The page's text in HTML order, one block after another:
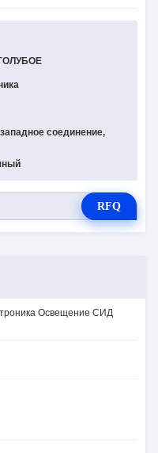
западное соединение,
RFQ
Освещение СИД